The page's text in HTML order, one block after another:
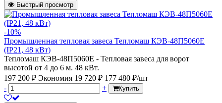
Быстрый просмотр
-10%
Промышленная тепловая завеса Тепломаш КЭВ-48П5060Е
(IP21, 48 кВт)
Тепломаш КЭВ-48П5060Е - Тепловая завеса для ворот
высотой от 4 до 6 м. 48 кВт.
197 200 ₽ Экономия 19 720 ₽ 177 480 ₽/шт
-
+ Купить